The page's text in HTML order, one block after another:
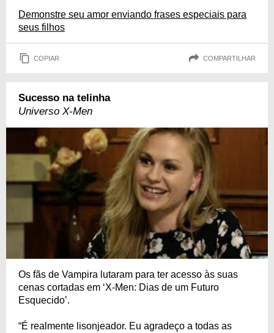
Demonstre seu amor enviando frases especiais para
seus filhos
COPIAR COMPARTILHAR
Sucesso na telinha
Universo X-Men
Os fãs de Vampira lutaram para ter acesso às suas
cenas cortadas em ‘X-Men: Dias de um Futuro
Esquecido’.
“É realmente lisonjeador. Eu agradeço a todas as